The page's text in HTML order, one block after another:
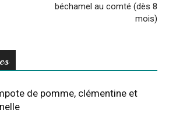
béchamel au comté (dès 8
mois)
de pomme, clémentine et